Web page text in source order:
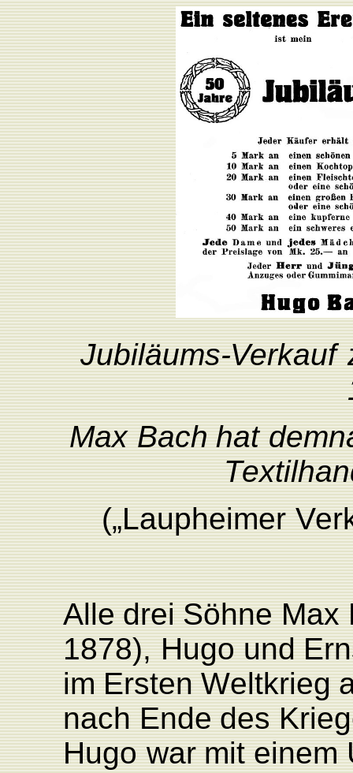
Jubiläums-Verkauf
Max Bach hat
T
(„Laupheimer V
Alle drei Söhne Max
1878), Hugo und
im Ersten Weltkrieg
nach Ende des
Hugo war mit einem